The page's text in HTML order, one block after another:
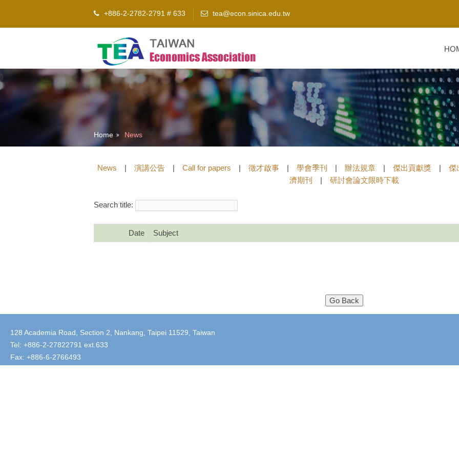
+886-2-2782-2791 # 633 tea@econ.sinica.edu.tw
Home News
News | 演講公告 | Call for papers | 徵才啟事 | 學會季刊 | 辦法規章 | 傑出貢獻獎 | 傑
濟期刊
| 研討會論文限時下載
Search title:
Date Subject
128 Academia Road, Section 2, Nankang, Taipei 11529, Taiwan
Tel: +886-2-27822791 ext.633
Fax: +886-6-2766493